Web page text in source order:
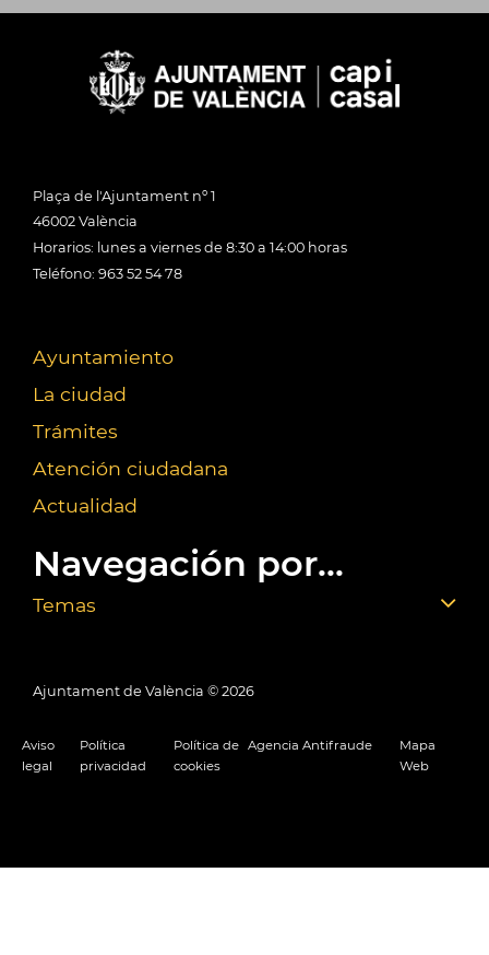
Plaça de l'Ajuntament nº 1
46002 València
Horarios: lunes a viernes de 8:30 a 14:00 horas
Teléfono: 963 52 54 78
Ayuntamiento
La ciudad
Trámites
Atención ciudadana
Actualidad
Navegación por...
Temas
Ajuntament de València © 2026
Aviso
legal
Política
privacidad
Política de
cookies
Agencia Antifraude
Mapa
Web